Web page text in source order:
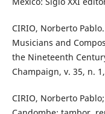
CIRIO, Norberto
Musicians and
the Nineteenth
Champaign, v. 35, n.
CIRIO, Norberto